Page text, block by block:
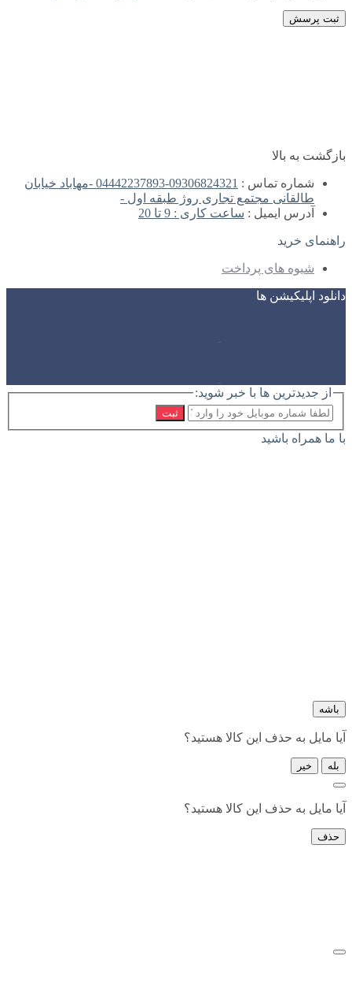
ثبت پرسش
بازگشت به بالا
شماره تماس :
09306824321-04442237893 -مهاباد خیابان
طالقانی مجتمع تجاری روژ طبقه اول -
آدرس ایمیل : ساعت کاری : 9 تا 20
راهنمای خرید
شیوه های پرداخت
دانلود اپلیکیشن ها
از جدیدترین ها با خبر شوید:
ثبت
با ما همراه باشید
باشه
آیا مایل به حذف این کالا هستید؟
بله خیر
آیا مایل به حذف این کالا هستید؟
حذف